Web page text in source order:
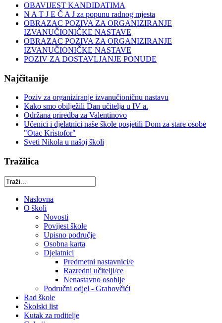
OBAVIJEST KANDIDATIMA
N A T J E Č A J za popunu radnog mjesta
OBRAZAC POZIVA ZA ORGANIZIRANJE
IZVANUČIONIČKE NASTAVE
OBRAZAC POZIVA ZA ORGANIZIRANJE
IZVANUČIONIČKE NASTAVE
POZIV ZA DOSTAVLJANJE PONUDE
Najčitanije
Poziv za organiziranje izvanučioničnu nastavu
Kako smo obilježili Dan učitelja u IV a.
Održana priredba za Valentinovo
Učenici i djelatnici naše škole posjetili Dom za stare osobe
"Otac Kristofor"
Sveti Nikola u našoj školi
Tražilica
Naslovna
O školi
Novosti
Povijest škole
Upisno područje
Osobna karta
Djelatnici
Predmetni nastavnici/e
Razredni učitelji/ce
Nenastavno osoblje
Područni odjel - Grahovčići
Rad škole
Školski list
Kutak za roditelje